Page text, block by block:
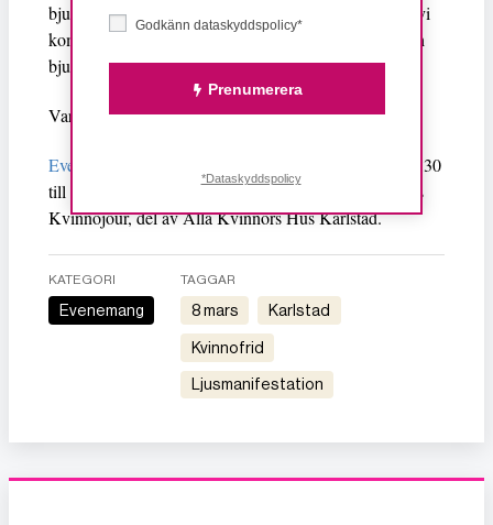
bjuder in allmänheten till denna ljusmanifestation där vi
kommer att hålla tal, informera om vår verksamhet och
bjuda på lättare fika.
Varmt välkomna!
Evenemang
på stora torget i Karlstad på 8 mars kl. 17.30
till 18.30 anordnat av Karlstads Tjejjour och Karlstads
Kvinnojour, del av Alla Kvinnors Hus Karlstad.
KATEGORI
Evenemang
TAGGAR
8 mars Karlstad
kvinnofrid
ljusmanifestation
Godkänn dataskyddspolicy*
Prenumerera
*Dataskyddspolicy